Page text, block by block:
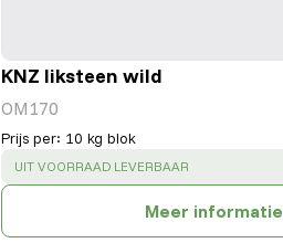
KNZ liksteen wild
OM170
Prijs per: 10 kg blok
SUCCESS:
UIT VOORRAAD LEVERBAAR
Meer informatie